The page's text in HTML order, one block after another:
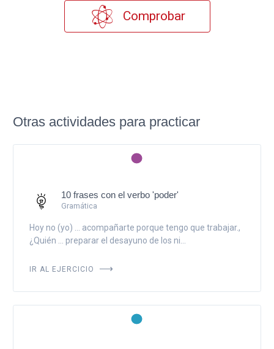
Comprobar
Otras actividades para practicar
10 frases con el verbo 'poder'
Gramática
Hoy no (yo) ... acompañarte porque tengo que trabajar.,
¿Quién ... preparar el desayuno de los ni...
IR AL EJERCICIO